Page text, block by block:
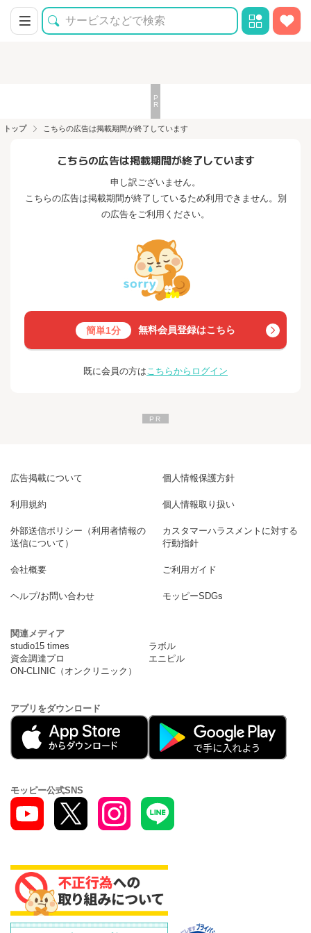
トップ こちらの広告は掲載期間が終了しています
こちらの広告は掲載期間が終了しています
申し訳ございません。
こちらの広告は掲載期間が終了しているため利用できません。別
の広告をご利用ください。
簡単1分 無料会員登録はこちら
既に会員の方はこちらからログイン
広告掲載について 個人情報保護方針
利用規約 個人情報取り扱い
外部送信ポリシー（利用者情報の
送信について）
カスタマーハラスメントに対する
行動指針
会社概要 ご利用ガイド
ヘルプ/お問い合わせ モッピーSDGs
関連メディア
studio15 times
ラボル
資金調達プロ
エニピル
ON-CLINIC（オンクリニック）
アプリをダウンロード
モッピー公式SNS